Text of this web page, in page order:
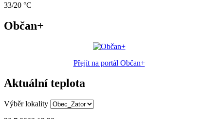
33/20 °C
Občan+
Přejít na portál Občan+
Aktuální teplota
Výběr lokality